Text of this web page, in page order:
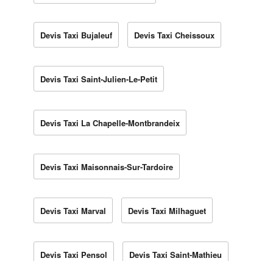
Devis Taxi Bujaleuf Devis Taxi Cheissoux
Devis Taxi Saint-Julien-Le-Petit
Devis Taxi La Chapelle-Montbrandeix
Devis Taxi Maisonnais-Sur-Tardoire
Devis Taxi Marval Devis Taxi Milhaguet
Devis Taxi Pensol Devis Taxi Saint-Mathieu